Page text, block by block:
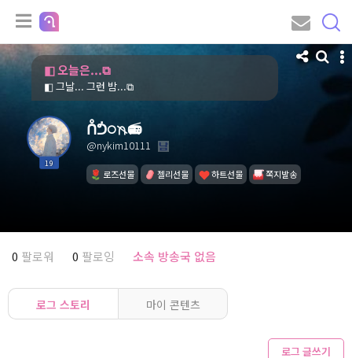
◧ 오늘은...⧉
◧ 그날... 그런 밤...⧉
19
ᑍᕥ𖧋𖨅📻
@nykim10111
로즈선물 젤리선물 하트선물 쪽지발송
0 팔로워 0 팔로잉 소속 방송국 없음
로그 스토리 마이 콘텐츠
로그 글쓰기